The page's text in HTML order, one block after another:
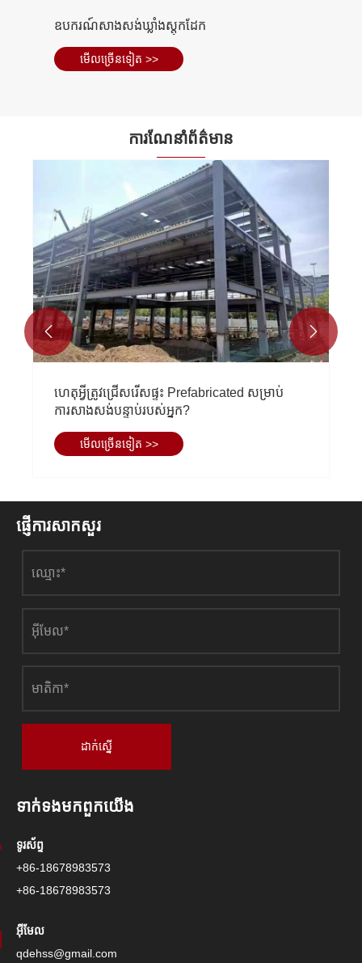
អគារឃ្លាំងដែកដែលរាក់ទាក់អេកូ
មើល​ច្រើន​ទៀត >>
ការណែនាំព័ត៌មាន
ហេតុអ្វីបានជាអ្នកគួរជ្រើសរើសសាលាស៊ុមដែក
Prefabricated សម្រាប់តម្រូវការអប់រំរបស់អ្នក។
មើល​ច្រើន​ទៀត >>
 
ផ្ញើការសាកសួរ
ដាក់ស្នើ
ទាក់ទង​មក​ពួក​យើង
ទូរស័ព្ទ
+86-18678983573
+86-18678983573
អ៊ីមែល
qdehss@gmail.com